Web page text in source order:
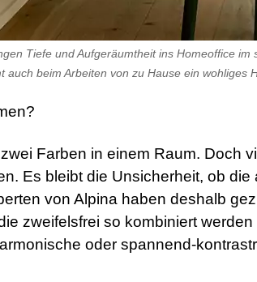
Tiefe und Aufgeräumtheit ins Homeoffice im
auch beim Arbeiten von zu Hause ein wohliges
Farben in einem Raum. Doch
Es bleibt die Unsicherheit, ob
von Alpina haben deshalb
zweifelsfrei so kombiniert
oder spannend-